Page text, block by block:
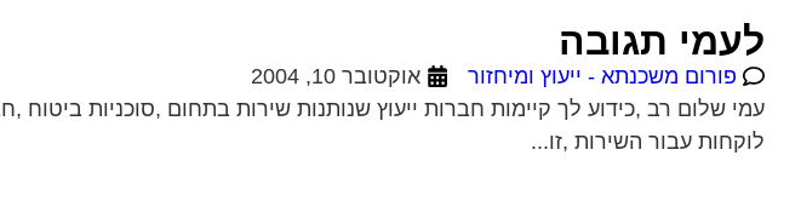
לעמי תגובה
פורום משכנתא - ייעוץ ומיחזור
אוקטובר 10, 2004
עמי שלום רב ,כידוע לך קיימות חברות ייעוץ שנותנות שירות בתחום ,סוכניות ביטוח
לוקחות עבור השירות ,זו...